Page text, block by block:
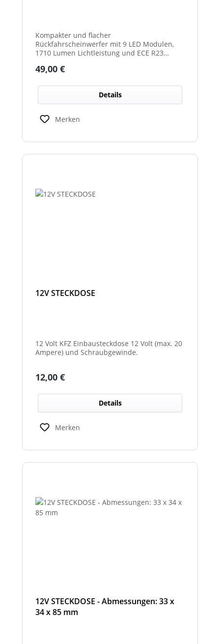
Kompakter und flacher
Rückfahrscheinwerfer mit 9 LED Modulen,
1710 Lumen Lichtleistung und ECE R23
Regulärer Preis:
49,00 €
Details
Merken
12V STECKDOSE
12 Volt KFZ Einbausteckdose 12 Volt (max. 20
Ampere) und Schraubgewinde.
Regulärer Preis:
12,00 €
Details
Merken
12V STECKDOSE - Abmessungen: 33 x
34 x 85 mm